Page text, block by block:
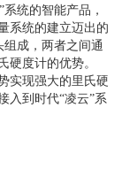
统的智能产品，
系统的建立迈出的
成，两者之间通
硬度计的优势。
实现强大的里氏硬
入到时代“凌云”系